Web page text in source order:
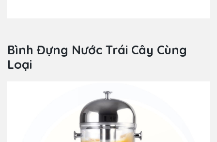
Bình Đựng Nước Trái Cây Cùng
Loại